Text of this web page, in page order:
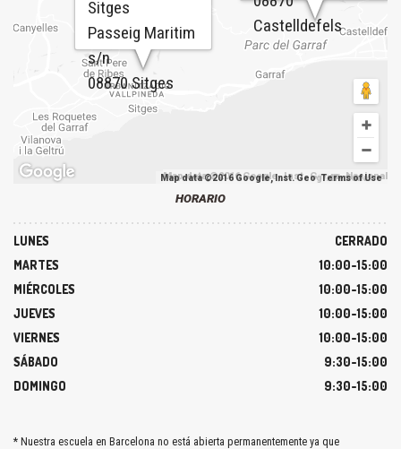
Sitges
Passeig Maritim
s/n
08870 Sitges
Castelldefels
Map data ©2016 Google, Inst. Geogr. Nacional
Map data ©2016 Google, Inst. Geogr. Nacional
Terms of Use
HORARIO
LUNES
CERRADO
MARTES
10:00-15:00
MIÉRCOLES
10:00-15:00
JUEVES
10:00-15:00
VIERNES
10:00-15:00
SÁBADO
9:30-15:00
DOMINGO
9:30-15:00
* Nuestra escuela en Barcelona no está abierta permanentemente ya que